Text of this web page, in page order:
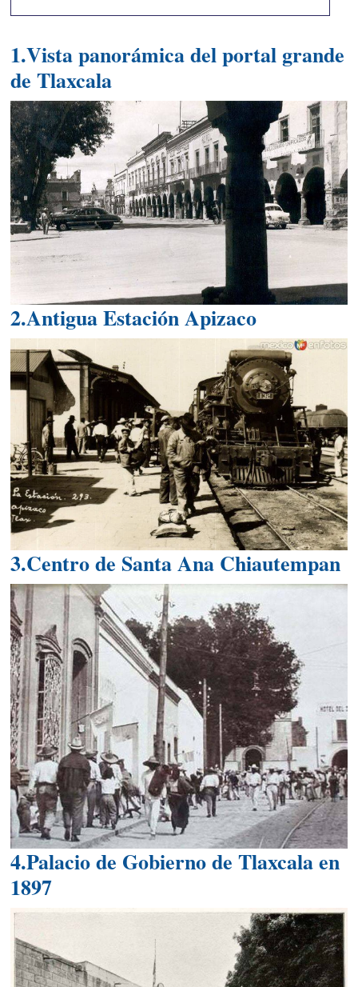
1.Vista panorámica del portal grande
de Tlaxcala
2.Antigua Estación Apizaco
3.Centro de Santa Ana Chiautempan
4.Palacio de Gobierno de Tlaxcala en
1897